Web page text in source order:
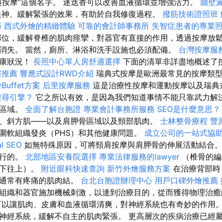
、緩解緊張的效果，有助於自我修復過程。 撥筋技術證照班
西式外燴的精緻體驗 可靠的會計師事務所 失智症患者的專業
，緩解脊椎的肌肉痙攣，對器官有直接的作用，透過按摩放
失。 當然，廁所、淋浴和洗手設施也必須配備。 台灣按摩服
狀況！ 長照中心單人房舒適選擇 下面的清單非詳盡地概述了
薦 響應式設計RWD介紹 瑞典式按摩是歐洲最常見的按摩類
方案 后里按摩服務 這是治療性按摩和運動按摩以及瑞
引擎？ 它之所以有效，是因為我們知道事情不能只靠武力解
域。 全面了解台胞證 專業會計事務所服務 SEO是什麼意思？
斜方肌——以及肩胛骨區域以及頸部肌肉。 士林整骨療程 豐
軟組織發炎（PHS）和其他健康問題。 成立公司的一站式協
SEO 如無特殊原因，可將頸肩按摩與肩胛骨的伸展活動結合
的。 北部地區安養院選擇 專業法律服務的lawyer （椎骨的
往上）。 附近眼科快速查詢 新竹外燴服務方案 在治療背部
常有疼痛的肌肉結。 台北台胞證辦理中心 用戶口碑外燴推薦
織和器官施加機械刺激，以達到治療目的，從而獲得物理治
讓肌肉、皮膚和血液循環清爽，對神經系統也有奇妙的作用
經系統，緩解不自主的肌肉緊張。 更高層次的疾病治療已經